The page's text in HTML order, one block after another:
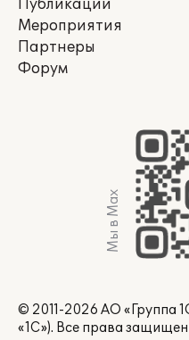
Публикации
Мероприятия
Партнеры
Форум
Мы в Max
© 2011-2026 АО «Группа
«1С»). Все права